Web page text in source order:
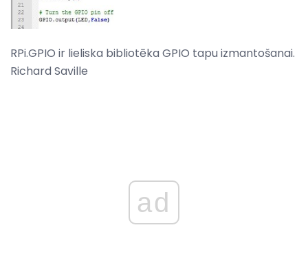
RPi.GPIO ir lieliska bibliotēka GPIO tapu izmantošanai.
Richard Saville
ad